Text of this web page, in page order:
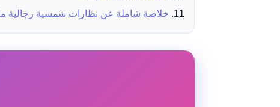
خلاصة شاملة عن نظارات شمسية رجالية